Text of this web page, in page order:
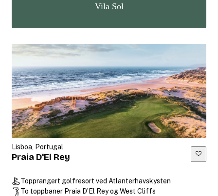
Vila Sol
Lisboa, Portugal
Praia D'El Rey
Topprangert golfresort ved Atlanterhavskysten
To toppbaner Praia D’El Rey og West Cliffs